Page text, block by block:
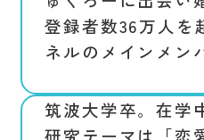
登録者数36万人を
ネルのメインメン
筑波大学卒。在学
研究テーマは「恋